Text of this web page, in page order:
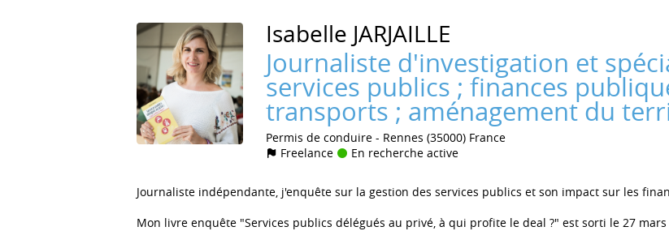
Isabelle JARJAILLE
Journaliste d'investigation et
services publics ; finances
transports ; aménagement du
Permis de conduire Rennes (35000) France
Freelance
En recherche active
Journaliste indépendante, j'enquête sur la gestion des services publics et son impact sur les
Mon livre enquête "Services publics délégués au privé, à qui profite le deal ?" est sorti le 27 mars